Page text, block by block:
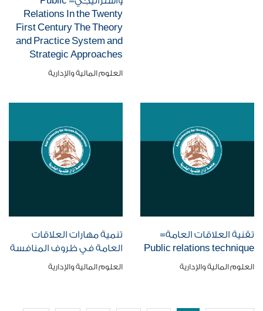
Relations In the Twenty
First Century The Theory
and Practice System and
Strategic Approaches
العلوم المالية والإدارية
تقنية العلاقات العامة=
Public relations technique
العلوم المالية والإدارية
تنمية مهارات العلاقات
العامة في ظروف المنافسة
العلوم المالية والإدارية